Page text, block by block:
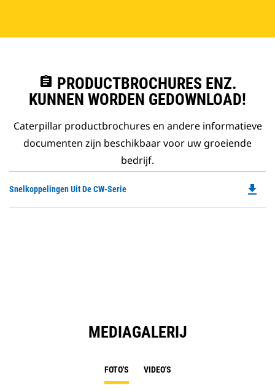
assignment PRODUCTBROCHURES ENZ.
KUNNEN WORDEN GEDOWNLOAD!
Caterpillar productbrochures en andere informatieve
documenten zijn beschikbaar voor uw groeiende
bedrijf.
Snelkoppelingen Uit De CW-Serie file_download
MEDIAGALERIJ
FOTO'S VIDEO'S